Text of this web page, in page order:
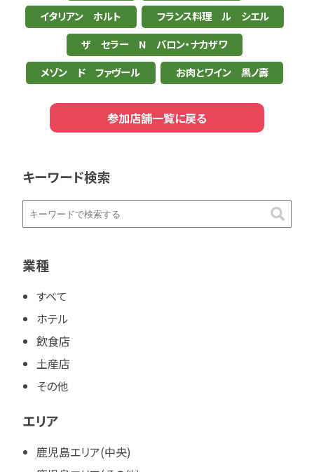
イタリアン ホルト
フランス料理 ル シエル
ザ セラー N バロン・ナカザワ
メゾン ド ファヴール
お肉とワイン 黒ノ壽
参加店舗一覧に戻る
キーワード検索
業種
すべて
ホテル
飲食店
土産店
その他
エリア
鹿児島エリア(中央)